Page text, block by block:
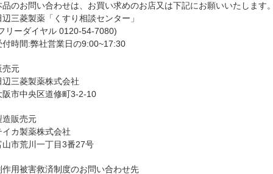
品のお問い合わせは、お買い求めのお店又は下記にお願いいたします
辺三菱製薬「くすり相談センター」
リーダイヤル 0120-54-7080)
付時間:弊社営業日の9:00~17:30
売元
辺三菱製薬株式会社
阪市中央区道修町3-2-10
造販売元
イカ製薬株式会社
山市荒川一丁目3番27号
作用被害救済制度のお問い合わせ先